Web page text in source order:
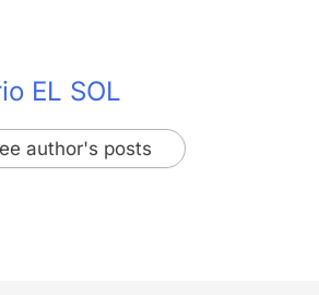
EL SOL
author's posts